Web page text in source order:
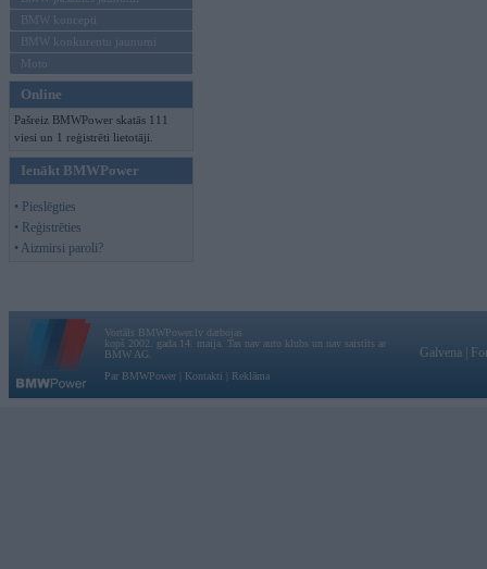
BMW koncepti
BMW konkurentu jaunumi
Moto
Online
Pašreiz BMWPower skatās 111
viesi un 1 reģistrēti lietotāji.
Ienākt BMWPower
• Pieslēgties
• Reģistrēties
• Aizmirsi paroli?
Vortāls BMWPower.lv darbojas
kopš 2002. gada 14. maija. Tas nav auto klubs un nav saistīts ar
BMW AG.
Par BMWPower
Kontakti Reklāma
Galvena